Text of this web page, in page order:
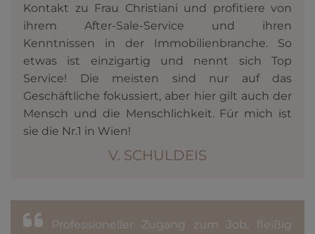
Kontakt zu Frau Christiani und profitiere von
ihrem After-Sale-Service und ihren
Kenntnissen in der Immobilien­branche. So
etwas ist einzigartig und nennt sich Top
Service! Die meisten sind nur auf das
Geschäftliche fokussiert, aber hier gilt auch der
Mensch und die Menschlich­keit. Für mich ist
sie die Nr.1 in Wien!
V. SCHULDEIS
Professioneller Zugang zum Job, fleißig